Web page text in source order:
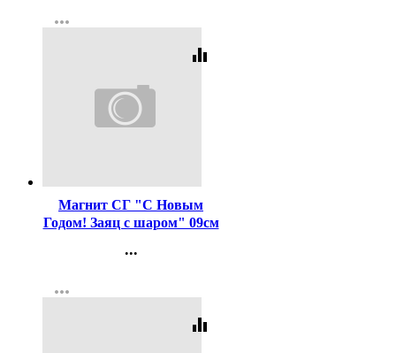
more_horiz
equalizer
Магнит СГ "С Новым
Годом! Заяц с шаром" 09см
...
Регистрация
more_horiz
equalizer